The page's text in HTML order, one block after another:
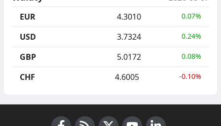
EUR
4.3010 0.07%
USD 3.7324 0.24%
GBP 5.0172 0.08%
CHF 4.6005 -0.10%